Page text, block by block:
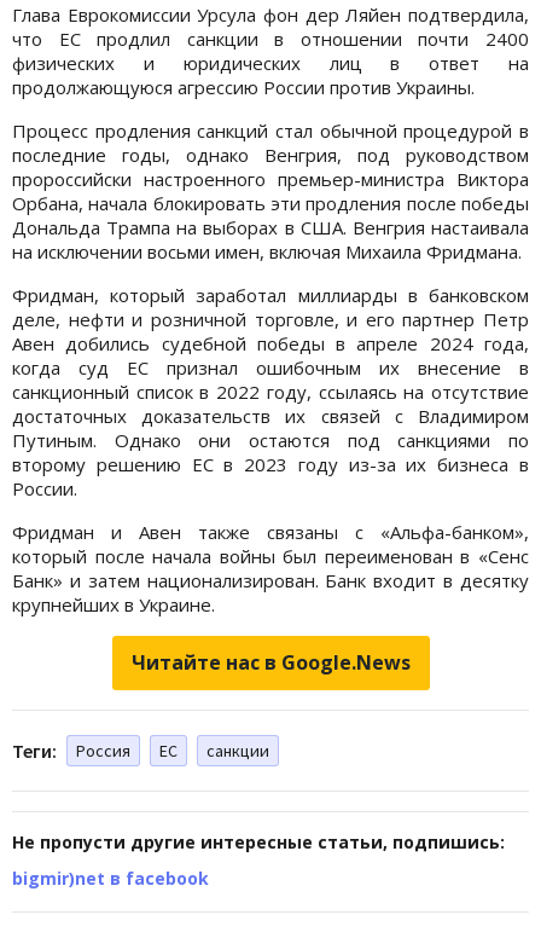
Глава Еврокомиссии Урсула фон дер Ляйен подтвердила,
что ЕС продлил санкции в отношении почти 2400
физических и юридических лиц в ответ на
продолжающуюся агрессию России против Украины.
Процесс продления санкций стал обычной процедурой в
последние годы, однако Венгрия, под руководством
пророссийски настроенного премьер-министра Виктора
Орбана, начала блокировать эти продления после победы
Дональда Трампа на выборах в США. Венгрия настаивала
на исключении восьми имен, включая Михаила Фридмана.
Фридман, который заработал миллиарды в банковском
деле, нефти и розничной торговле, и его партнер Петр
Авен добились судебной победы в апреле 2024 года,
когда суд ЕС признал ошибочным их внесение в
санкционный список в 2022 году, ссылаясь на отсутствие
достаточных доказательств их связей с Владимиром
Путиным. Однако они остаются под санкциями по
второму решению ЕС в 2023 году из-за их бизнеса в
России.
Фридман и Авен также связаны с «Альфа-банком»,
который после начала войны был переименован в «Сенс
Банк» и затем национализирован. Банк входит в десятку
крупнейших в Украине.
Читайте нас в Google.News
Теги: Россия ЕС санкции
Не пропусти другие интересные статьи, подпишись:
bigmir)net в facebook